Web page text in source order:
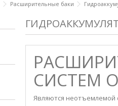
Расширительные баки
СИСТЕМ
Являются неотъемлемой